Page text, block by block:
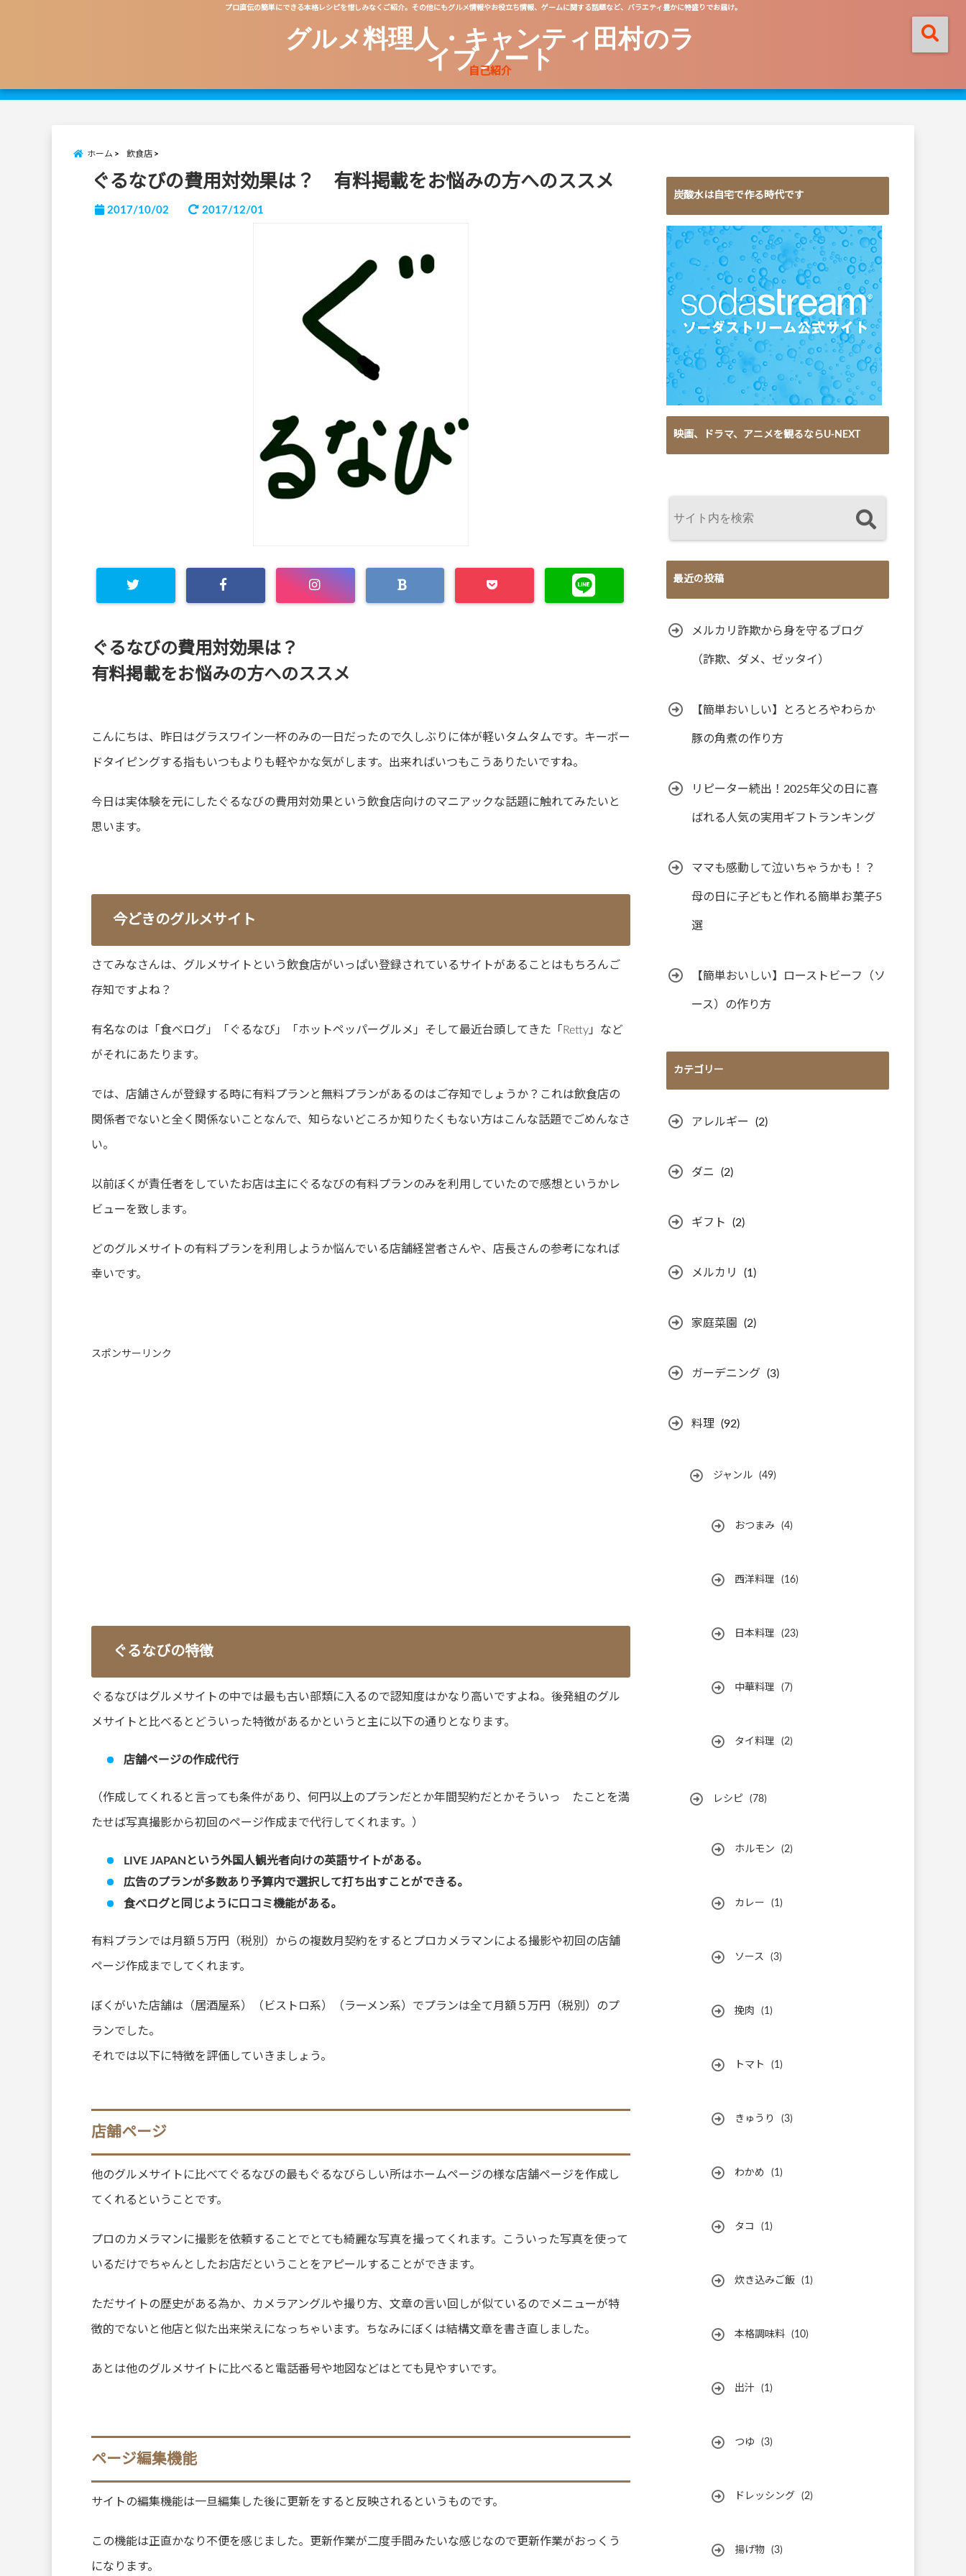
プロ直伝の簡単にできる本格レシピを惜しみなくご紹介。その他にもグルメ情報やお役立ち情報、ゲームに関する話題など、バラエティ豊かに特盛りでお届け。
グルメ料理人・キャンティ田村のラ
イブノート
自己紹介
ホーム 飲食店
ぐるなびの費用対効果は？ 有料掲載をお悩みの方へのススメ
2017/10/02 2017/12/01
ぐるなびの費用対効果は？
有料掲載をお悩みの方へのススメ
こんにちは、昨日はグラスワイン一杯のみの一日だったので久しぶりに体が軽いタムタムです。キーボー
ドタイピングする指もいつもよりも軽やかな気がします。出来ればいつもこうありたいですね。
今日は実体験を元にしたぐるなびの費用対効果という飲食店向けのマニアックな話題に触れてみたいと
思います。
今どきのグルメサイト
さてみなさんは、グルメサイトという飲食店がいっぱい登録されているサイトがあることはもちろんご
存知ですよね？
有名なのは「食べログ」「ぐるなび」「ホットペッパーグルメ」そして最近台頭してきた「Retty」など
がそれにあたります。
では、店舗さんが登録する時に有料プランと無料プランがあるのはご存知でしょうか？これは飲食店の
関係者でないと全く関係ないことなんで、知らないどころか知りたくもない方はこんな話題でごめんなさ
い。
以前ぼくが責任者をしていたお店は主にぐるなびの有料プランのみを利用していたので感想というかレ
ビューを致します。
どのグルメサイトの有料プランを利用しようか悩んでいる店舗経営者さんや、店長さんの参考になれば
幸いです。
スポンサーリンク
ぐるなびの特徴
ぐるなびはグルメサイトの中では最も古い部類に入るので認知度はかなり高いですよね。後発組のグル
メサイトと比べるとどういった特徴があるかというと主に以下の通りとなります。
店舗ページの作成代行
（作成してくれると言っても条件があり、何円以上のプランだとか年間契約だとかそういっ たことを満
たせば写真撮影から初回のページ作成まで代行してくれます。）
LIVE JAPANという外国人観光者向けの英語サイトがある。
広告のプランが多数あり予算内で選択して打ち出すことができる。
食べログと同じように口コミ機能がある。
有料プランでは月額５万円（税別）からの複数月契約をするとプロカメラマンによる撮影や初回の店舗
ページ作成までしてくれます。
ぼくがいた店舗は（居酒屋系）（ビストロ系）（ラーメン系）でプランは全て月額５万円（税別）のプ
ランでした。
それでは以下に特徴を評価していきましょう。
店舗ページ
他のグルメサイトに比べてぐるなびの最もぐるなびらしい所はホームページの様な店舗ページを作成し
てくれるということです。
プロのカメラマンに撮影を依頼することでとても綺麗な写真を撮ってくれます。こういった写真を使って
いるだけでちゃんとしたお店だということをアピールすることができます。
ただサイトの歴史がある為か、カメラアングルや撮り方、文章の言い回しが似ているのでメニューが特
徴的でないと他店と似た出来栄えになっちゃいます。ちなみにぼくは結構文章を書き直しました。
あとは他のグルメサイトに比べると電話番号や地図などはとても見やすいです。
ページ編集機能
サイトの編集機能は一旦編集した後に更新をすると反映されるというものです。
この機能は正直かなり不便を感じました。更新作業が二度手間みたいな感じなので更新作業がおっくう
になります。
炭酸水は自宅で作る時代です
映画、ドラマ、アニメを観るならU-NEXT
最近の投稿
メルカリ詐欺から身を守るブログ
（詐欺、ダメ、ゼッタイ）
【簡単おいしい】とろとろやわらか
豚の角煮の作り方
リピーター続出！2025年父の日に喜
ばれる人気の実用ギフトランキング
ママも感動して泣いちゃうかも！？
母の日に子どもと作れる簡単お菓子5
選
【簡単おいしい】ローストビーフ（ソ
ース）の作り方
カテゴリー
アレルギー (2)
ダニ (2)
ギフト (2)
メルカリ (1)
家庭菜園 (2)
ガーデニング (3)
料理 (92)
ジャンル (49)
おつまみ (4)
西洋料理 (16)
日本料理 (23)
中華料理 (7)
タイ料理 (2)
レシピ (78)
ホルモン (2)
カレー (1)
ソース (3)
挽肉 (1)
トマト (1)
きゅうり (3)
わかめ (1)
タコ (1)
炊き込みご飯 (1)
本格調味料 (10)
出汁 (1)
つゆ (3)
ドレッシング (2)
揚げ物 (3)